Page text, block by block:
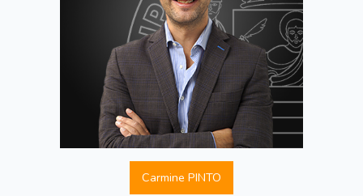
Carmine PINTO